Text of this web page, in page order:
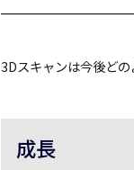
3Dスキャンは今後ど
成長